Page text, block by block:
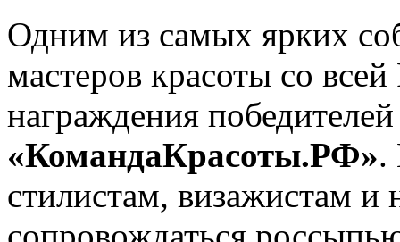
Одним из самых ярких
мастеров красоты со
награждения
«КомандаКрасоты.РФ».
стилистам, визажистам и